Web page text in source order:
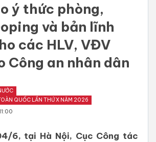
ý thức phòng,
và bản lĩnh
các HLV, VĐV
Công an nhân dân
QUỐC LẦN THỨ X NĂM 2026
6, tại Hà Nội, Cục Công tác